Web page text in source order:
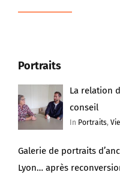
Portraits
La relation
conseil
In Portraits,
Galerie de portraits
Lyon… après